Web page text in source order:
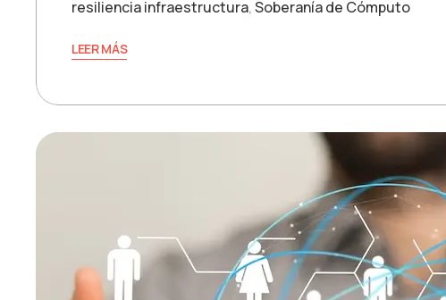
resiliencia infraestructura,Soberanía de Cómputo
LEER MÁS